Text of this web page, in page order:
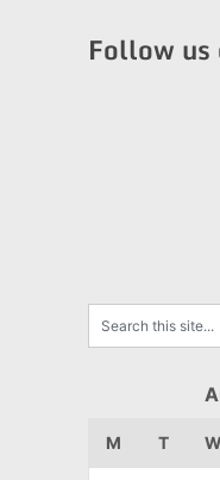
Follow us
M T W